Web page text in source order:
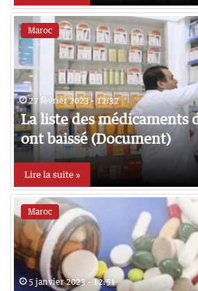
Maroc
27 février 2023 - 12:32
La liste des médicaments
ont baissé (Document)
Lire la suite »
Maroc
5 janvier 2023 - 12:51